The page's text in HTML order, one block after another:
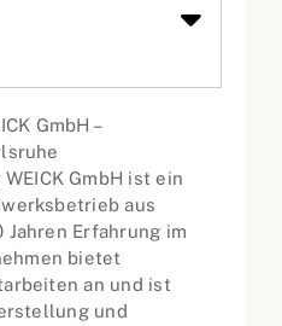
GmbH –
GmbH ist ein
aus
Jahren Erfahrung im
bietet
an und ist
und